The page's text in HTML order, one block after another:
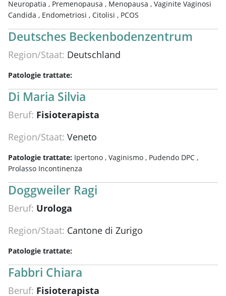
Neuropatia , Premenopausa , Menopausa , Vaginite Vaginosi
Candida , Endometriosi , Citolisi , PCOS
Deutsches Beckenbodenzentrum
Region/Staat: Deutschland
Patologie trattate:
Di Maria Silvia
Beruf: Fisioterapista
Region/Staat: Veneto
Patologie trattate: Ipertono , Vaginismo , Pudendo DPC ,
Prolasso Incontinenza
Doggweiler Ragi
Beruf: Urologa
Region/Staat: Cantone di Zurigo
Patologie trattate:
Fabbri Chiara
Beruf: Fisioterapista